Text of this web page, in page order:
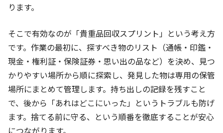
ります。
そこで有効なのが「貴重品回収スプリント」という考え方
です。作業の最初に、探すべき物のリスト（通帳・印鑑・
現金・権利証・保険証券・思い出の品など）を決め、見つ
かりやすい場所から順に探索し、発見した物は専用の保管
場所にまとめて管理します。持ち出しの記録を残すこと
で、後から「あれはどこにいった」というトラブルも防げ
ます。捨てる前に守る、という順番を徹底することが安心